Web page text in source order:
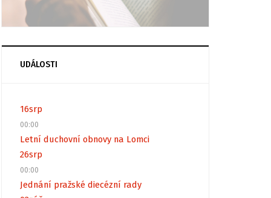
UDÁLOSTI
16srp
00:00
Letní duchovní obnovy na Lomci
26srp
00:00
Jednání pražské diecézní rady